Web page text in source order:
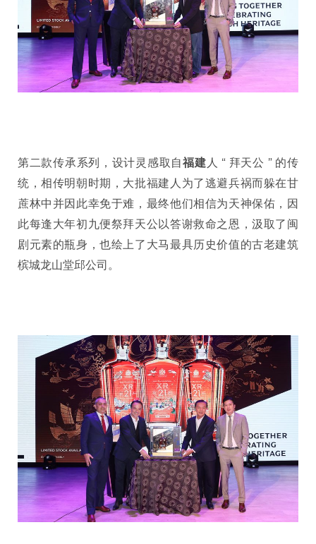
第二款传承系列，设计灵感取自福建 人 “ 拜天公 ” 的传
统，相传明朝时期，大批福建人为了逃避兵祸而躲在甘
蔗林中并因此幸免于难，最终他们相信为天神保佑，因
此每逢大年初九便祭拜天公以答谢救命之恩，汲取了闽
剧元素的瓶身，也绘上了大马最具历史价值的古老建筑
槟城龙山堂邱公司。